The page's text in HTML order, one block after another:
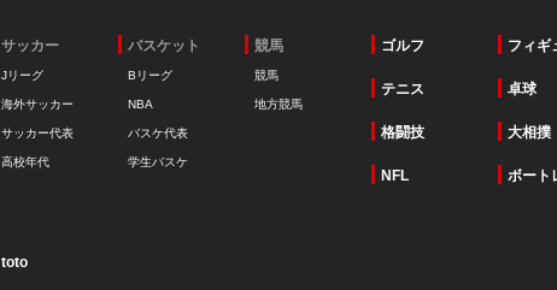
サッカー
Jリーグ
海外サッカー
サッカー代表
高校年代
バスケット
Bリーグ
NBA
バスケ代表
学生バスケ
競馬
競馬
地方競馬
ゴルフ フィギ
テニス 卓球
格闘技 大相撲
NFL ボート
toto